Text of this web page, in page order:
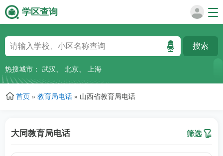
到
主
要
容
学区查询
热搜城市： 武汉 、 北京、 上海
首页 » 教育局电话 » 山西省教育局电话
大同教育局电话 筛选